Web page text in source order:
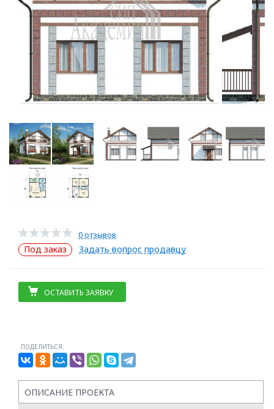
0 отзывов
Под заказ Задать вопрос продавцу
ОСТАВИТЬ ЗАЯВКУ
ПОДЕЛИТЬСЯ:
ОПИСАНИЕ ПРОЕКТА